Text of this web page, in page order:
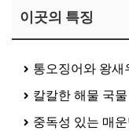
이곳의 특징
통오징어와 왕새
칼칼한 해물 국물
중독성 있는 매